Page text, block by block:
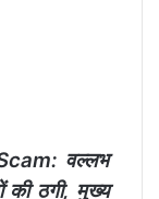
वल्लभ
की ठगी, मुख्य